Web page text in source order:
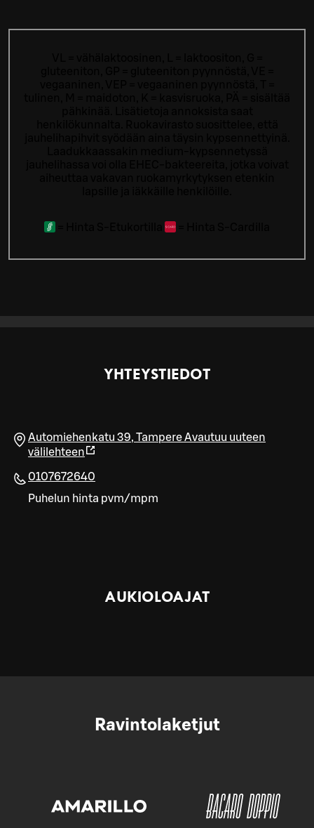
YHTEYSTIEDOT
Automiehenkatu 39, TampereAvautuu uuteen
välilehteen
0107672640
Puhelun hinta pvm/mpm
AUKIOLOAJAT
Ravintolaketjut